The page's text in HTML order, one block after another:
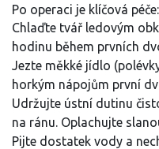
Po operaci je klíčová péče:
Chlaďte tvář ledovým
hodinu během prvních
Jezte měkké jídlo
horkým nápojům první
Udržujte ústní dutinu
na ránu. Oplachujte
Pijte dostatek vody a